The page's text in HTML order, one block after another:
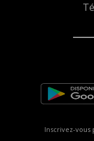
Inscrivez-